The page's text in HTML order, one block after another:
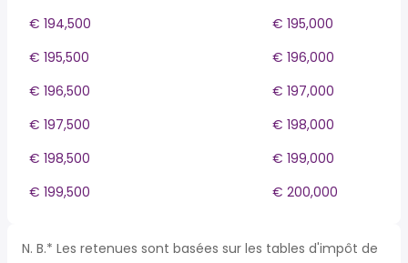
€ 194,500
€ 195,000
€ 195,500
€ 196,000
€ 196,500
€ 197,000
€ 197,500
€ 198,000
€ 198,500
€ 199,000
€ 199,500
€ 200,000
N. B.* Les retenues sont basées sur les tables d'impôt de